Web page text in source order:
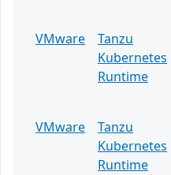
VMware
Tanzu
Kubernetes
Runtime
VMware
Tanzu
Kubernetes
Runtime